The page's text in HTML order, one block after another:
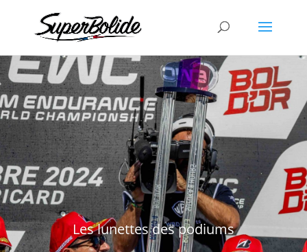
Les lunettes des podiums